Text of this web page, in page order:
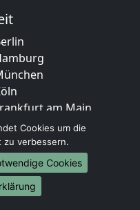
am Main
Cookies um die
zu verbessern.
Cookies